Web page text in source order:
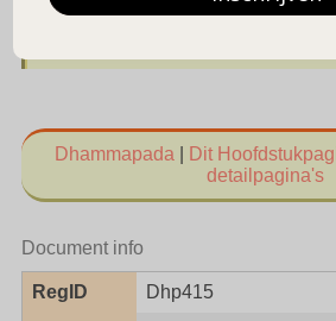
Dhammapada Dit
detailpagina's
Document info
RegID
Dhp415